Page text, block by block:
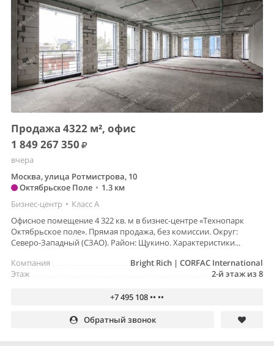
Продажа 4322 м², офис
1 849 267 350
вчера
Москва, улица Ротмистрова, 10
Октябрьское Поле • 1.3 км
Бизнес-центр • Класс A
Офисное помещение 4 322 кв. м в бизнес-центре «Технопарк
Октябрьское поле». Прямая продажа, без комиссии. Округ:
Северо-Западный (СЗАО). Район: Щукино. Характеристики...
Bright Rich | CORFAC International
Компания
2-й этаж из 8
Этаж
+7 495 108 •• ••
Обратный звонок